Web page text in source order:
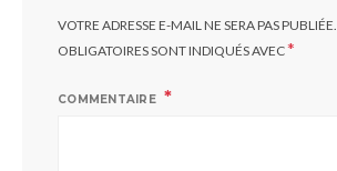
VOTRE ADRESSE E-MAIL NE SERA PAS PUBLIÉE.
OBLIGATOIRES SONT INDIQUÉS AVEC*
COMMENTAIRE